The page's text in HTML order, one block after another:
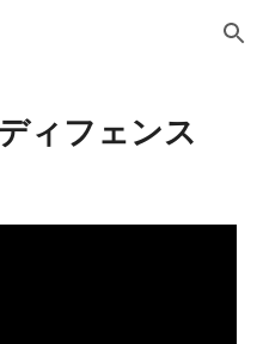
Skip to navigation
ィフェンス